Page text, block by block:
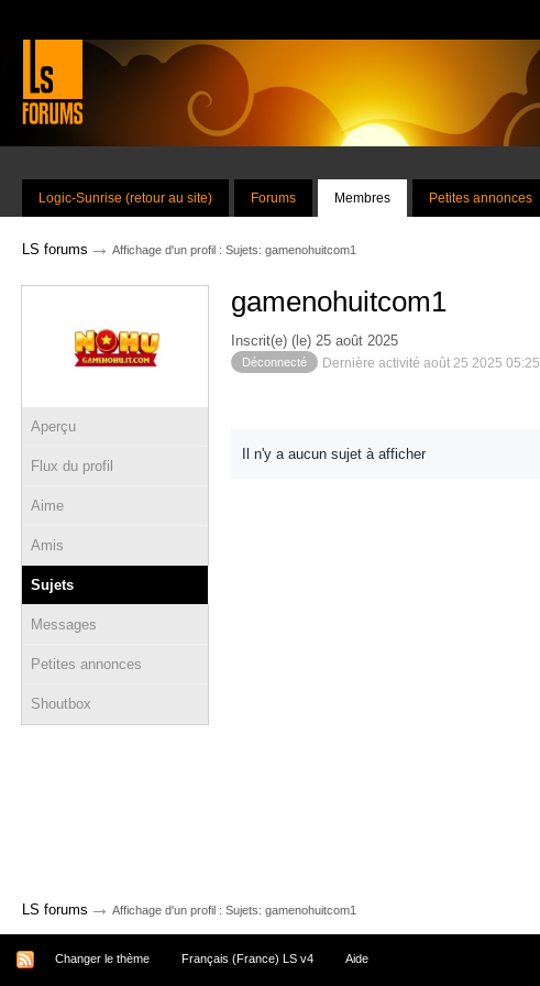
Logic-Sunrise (retour au site) Forums Membres Petites annonces
LS forums → Affichage d'un profil : Sujets: gamenohuitcom1
Aperçu
Flux du profil
Aime
Amis
Sujets
Messages
Petites annonces
Shoutbox
gamenohuitcom1
Inscrit(e) (le) 25 août 2025
Déconnecté Dernière activité août 25 2025 05:25
Il n'y a aucun sujet à afficher
LS forums → Affichage d'un profil : Sujets: gamenohuitcom1
Changer le thème Français (France) LS v4 Aide